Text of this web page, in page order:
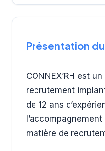
Présentation
CONNEX’RH est
recrutement
de 12 ans
matière de